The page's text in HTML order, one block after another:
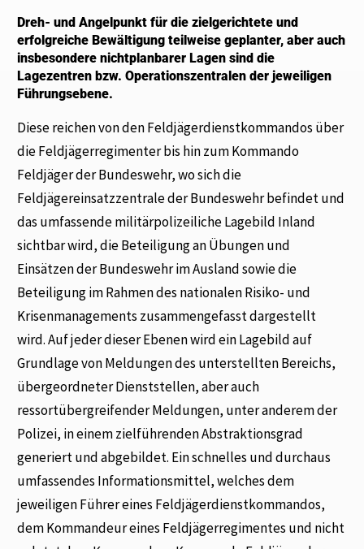
Dreh- und Angelpunkt für die zielgerichtete und
erfolgreiche Bewältigung teilweise geplanter, aber auch
insbesondere nichtplanbarer Lagen sind die
Lagezentren bzw. Operationszentralen der jeweiligen
Führungsebene.
Diese reichen von den Feldjägerdienstkommandos über
die Feldjägerregimenter bis hin zum Kommando
Feldjäger der Bundeswehr, wo sich die
Feldjägereinsatzzentrale der Bundeswehr befindet und
das umfassende militärpolizeiliche Lagebild Inland
sichtbar wird, die Beteiligung an Übungen und
Einsätzen der Bundeswehr im Ausland sowie die
Beteiligung im Rahmen des nationalen Risiko- und
Krisenmanagements zusammengefasst dargestellt
wird. Auf jeder dieser Ebenen wird ein Lagebild auf
Grundlage von Meldungen des unterstellten Bereichs,
übergeordneter Dienststellen, aber auch
ressortübergreifender Meldungen, unter anderem der
Polizei, in einem zielführenden Abstraktionsgrad
generiert und abgebildet. Ein schnelles und durchaus
umfassendes Informationsmittel, welches dem
jeweiligen Führer eines Feldjägerdienstkommandos,
dem Kommandeur eines Feldjägerregimentes und nicht